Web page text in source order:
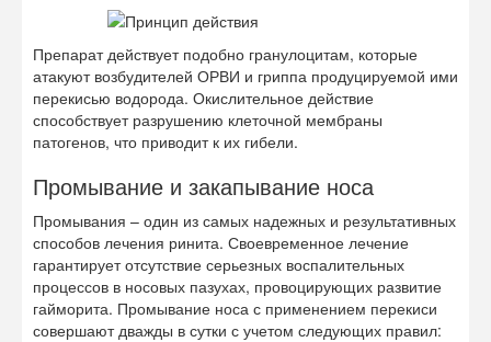
Препарат действует подобно гранулоцитам, которые
атакуют возбудителей ОРВИ и гриппа продуцируемой ими
перекисью водорода. Окислительное действие
способствует разрушению клеточной мембраны
патогенов, что приводит к их гибели.
Промывание и закапывание носа
Промывания – один из самых надежных и результативных
способов лечения ринита. Своевременное лечение
гарантирует отсутствие серьезных воспалительных
процессов в носовых пазухах, провоцирующих развитие
гайморита. Промывание носа с применением перекиси
совершают дважды в сутки с учетом следующих правил: